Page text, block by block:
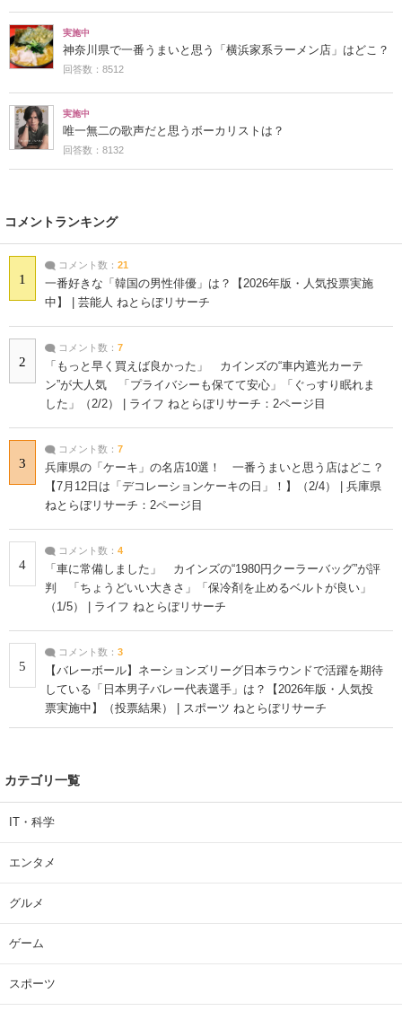
実施中
神奈川県で一番うまいと思う「横浜家系ラーメン店」はどこ？
回答数：8512
実施中
唯一無二の歌声だと思うボーカリストは？
回答数：8132
コメントランキング
1
コメント数： 21
一番好きな「韓国の男性俳優」は？【2026年版・人気投票実施
中】 | 芸能人 ねとらぼリサーチ
2
コメント数： 7
「もっと早く買えば良かった」 カインズの“車内遮光カーテ
ン”が大人気 「プライバシーも保てて安心」「ぐっすり眠れま
した」（2/2） | ライフ ねとらぼリサーチ：2ページ目
3
コメント数： 7
兵庫県の「ケーキ」の名店10選！ 一番うまいと思う店はどこ？
【7月12日は「デコレーションケーキの日」！】（2/4） | 兵庫県
ねとらぼリサーチ：2ページ目
4
コメント数： 4
「車に常備しました」 カインズの“1980円クーラーバッグ”が評
判 「ちょうどいい大きさ」「保冷剤を止めるベルトが良い」
（1/5） | ライフ ねとらぼリサーチ
5
コメント数： 3
【バレーボール】ネーションズリーグ日本ラウンドで活躍を期待
している「日本男子バレー代表選手」は？【2026年版・人気投
票実施中】（投票結果） | スポーツ ねとらぼリサーチ
カテゴリ一覧
IT・科学
エンタメ
グルメ
ゲーム
スポーツ